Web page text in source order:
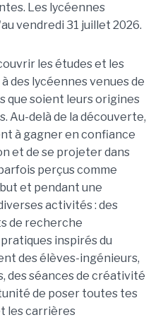
Les lycéennes
vendredi 31 juillet 2026.
les études et les
des lycéennes venues de
que soient leurs origines
Au-delà de la découverte,
à gagner en confiance
et de se projeter dans
perçus comme
et pendant une
activités : des
de recherche
inspirés du
des élèves-ingénieurs,
des séances de créativité
de poser toutes tes
les carrières